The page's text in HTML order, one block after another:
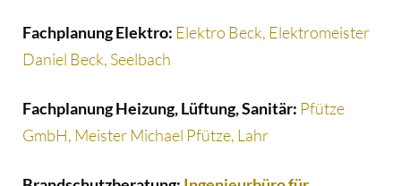
Fachplanung Elektro: Elektro Beck, Elektromeister
Daniel Beck, Seelbach
Fachplanung Heizung, Lüftung, Sanitär: Pfütze
GmbH, Meister Michael Pfütze, Lahr